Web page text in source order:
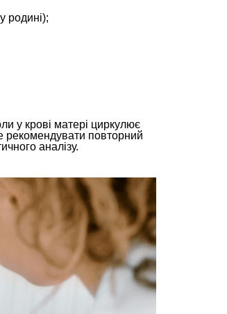
родині);
у крові матері циркулює
рекомендувати повторний
аналізу.